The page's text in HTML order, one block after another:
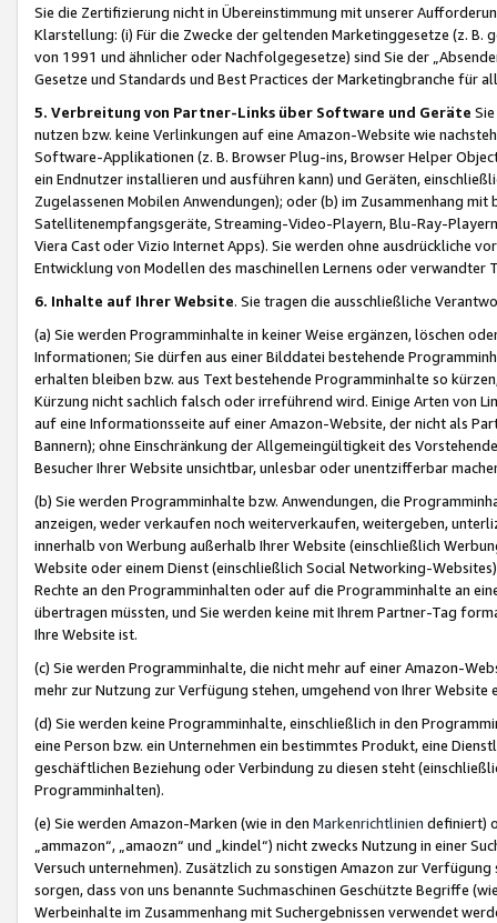
Sie die Zertifizierung nicht in Übereinstimmung mit unserer
Klarstellung: (i) Für die Zwecke der geltenden Marketinggesetze (z. B.
von 1991 und ähnlicher oder Nachfolgegesetze) sind Sie der
Gesetze und Standards und Best Practices der Marketingbranche für
5. Verbreitung von Partner-Links über Software und Geräte
nutzen bzw. keine Verlinkungen auf eine Amazon-Website wie
Software-Applikationen (z. B. Browser Plug-ins, Browser Helper
ein Endnutzer installieren und ausführen kann) und Geräten,
Zugelassenen Mobilen Anwendungen); oder (b) im Zusammenhang
Satellitenempfangsgeräte, Streaming-Video-Playern, Blu-Ray-
Viera Cast oder Vizio Internet Apps). Sie werden ohne ausdrückliche
Entwicklung von Modellen des maschinellen Lernens oder
6. Inhalte auf Ihrer Website. Sie tragen die ausschließliche
(a) Sie werden Programminhalte in keiner Weise ergänzen, löschen
Informationen; Sie dürfen aus einer Bilddatei bestehende
erhalten bleiben bzw. aus Text bestehende Programminhalte so
Kürzung nicht sachlich falsch oder irreführend wird. Einige Arten von
auf eine Informationsseite auf einer Amazon-Website, der nicht als
Bannern); ohne Einschränkung der Allgemeingültigkeit des
Besucher Ihrer Website unsichtbar, unlesbar oder unentzifferbar
(b) Sie werden Programminhalte bzw. Anwendungen, die
anzeigen, weder verkaufen noch weiterverkaufen, weitergeben,
innerhalb von Werbung außerhalb Ihrer Website (einschließlich
Website oder einem Dienst (einschließlich Social Networking-
Rechte an den Programminhalten oder auf die Programminhalte an
übertragen müssten, und Sie werden keine mit Ihrem Partner-Tag
Ihre Website ist.
(c) Sie werden Programminhalte, die nicht mehr auf einer Amazon-
mehr zur Nutzung zur Verfügung stehen, umgehend von Ihrer
(d) Sie werden keine Programminhalte, einschließlich in den
eine Person bzw. ein Unternehmen ein bestimmtes Produkt, eine
geschäftlichen Beziehung oder Verbindung zu diesen steht
Programminhalten).
(e) Sie werden Amazon-Marken (wie in den Markenrichtlinien definiert)
„ammazon“, „amaozn“ und „kindel“) nicht zwecks Nutzung in einer
Versuch unternehmen). Zusätzlich zu sonstigen Amazon zur
sorgen, dass von uns benannte Suchmaschinen Geschützte Begriffe
Werbeinhalte im Zusammenhang mit Suchergebnissen verwendet